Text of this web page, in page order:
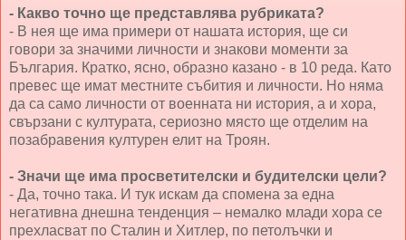
- Какво точно ще представлява рубриката?
- В нея ще има примери от нашата история, ще си
говори за значими личности и знакови моменти за
България. Кратко, ясно, образно казано - в 10 реда. Като
превес ще имат местните събития и личности. Но няма
да са само личности от военната ни история, а и хора,
свързани с културата, сериозно място ще отделим на
позабравения културен елит на Троян.
- Значи ще има просветителски и будителски цели?
- Да, точно така. И тук искам да спомена за една
негативна днешна тенденция – немалко млади хора се
прехласват по Сталин и Хитлер, по петолъчки и